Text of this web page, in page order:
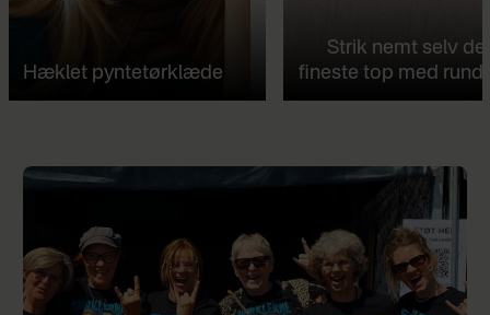
Hæklet pyntetørklæde
Strik nemt selv
fineste top med rund